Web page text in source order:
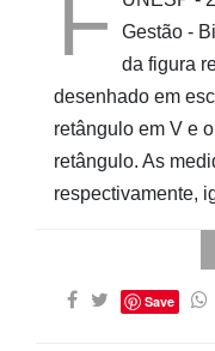
F
Gestão -
da figura
desenhado em
retângulo em V e
retângulo. As
Save